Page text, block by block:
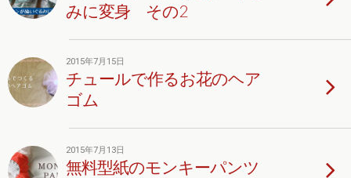
みに変身 その2
2015年7月15日
チュールで作るお花のヘア
ゴム
2015年7月13日
無料型紙のモンキーパンツ